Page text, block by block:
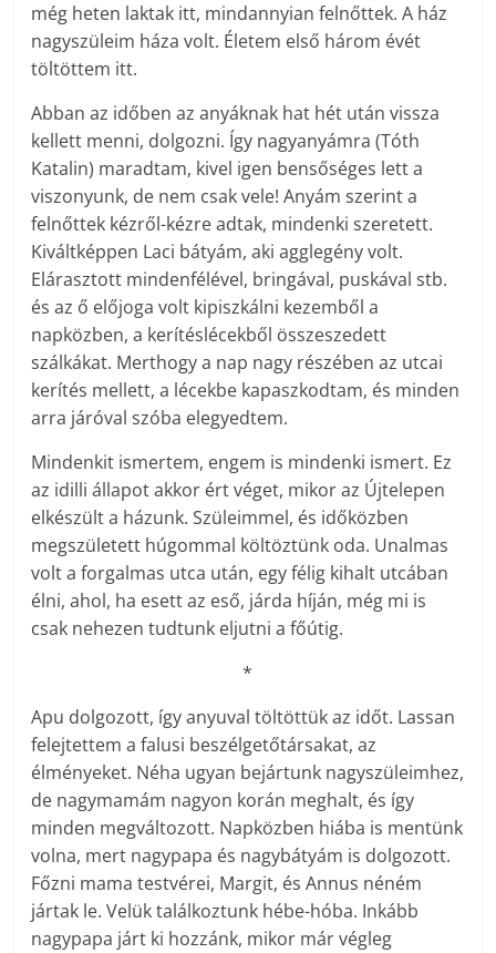
még heten laktak itt, mindannyian felnőttek. A ház
nagyszüleim háza volt. Életem első három évét
töltöttem itt.
Abban az időben az anyáknak hat hét után vissza
kellett menni, dolgozni. Így nagyanyámra (Tóth
Katalin) maradtam, kivel igen bensőséges lett a
viszonyunk, de nem csak vele! Anyám szerint a
felnőttek kézről-kézre adtak, mindenki szeretett.
Kiváltképpen Laci bátyám, aki agglegény volt.
Elárasztott mindenfélével, bringával, puskával stb.
és az ő előjoga volt kipiszkálni kezemből a
napközben, a kerítéslécekből összeszedett
szálkákat. Merthogy a nap nagy részében az utcai
kerítés mellett, a lécekbe kapaszkodtam, és minden
arra járóval szóba elegyedtem.
Mindenkit ismertem, engem is mindenki ismert. Ez
az idilli állapot akkor ért véget, mikor az Újtelepen
elkészült a házunk. Szüleimmel, és időközben
megszületett húgommal költöztünk oda. Unalmas
volt a forgalmas utca után, egy félig kihalt utcában
élni, ahol, ha esett az eső, járda híján, még mi is
csak nehezen tudtunk eljutni a főútig.
*
Apu dolgozott, így anyuval töltöttük az időt. Lassan
felejtettem a falusi beszélgetőtársakat, az
élményeket. Néha ugyan bejártunk nagyszüleimhez,
de nagymamám nagyon korán meghalt, és így
minden megváltozott. Napközben hiába is mentünk
volna, mert nagypapa és nagybátyám is dolgozott.
Főzni mama testvérei, Margit, és Annus néném
jártak le. Velük találkoztunk hébe-hóba. Inkább
nagypapa járt ki hozzánk, mikor már végleg